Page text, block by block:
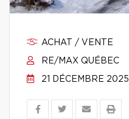
ACHAT / VENTE
RE/MAX QUÉBEC
21 DÉCEMBRE 2025